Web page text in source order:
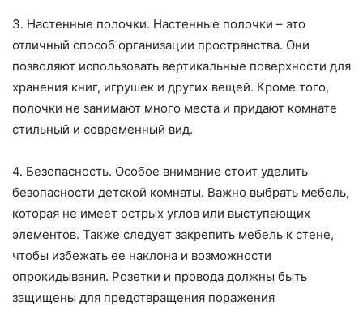
3. Настенные полочки. Настенные полочки – это
отличный способ организации пространства. Они
позволяют использовать вертикальные поверхности для
хранения книг, игрушек и других вещей. Кроме того,
полочки не занимают много места и придают комнате
стильный и современный вид.
4. Безопасность. Особое внимание стоит уделить
безопасности детской комнаты. Важно выбрать мебель,
которая не имеет острых углов или выступающих
элементов. Также следует закрепить мебель к стене,
чтобы избежать ее наклона и возможности
опрокидывания. Розетки и провода должны быть
защищены для предотвращения поражения